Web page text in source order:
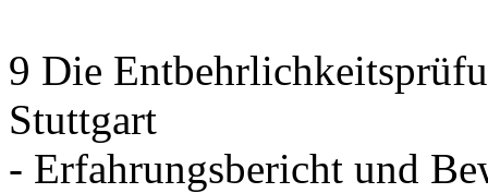
9 Die
Stuttgart
- Erfahrungsbericht und